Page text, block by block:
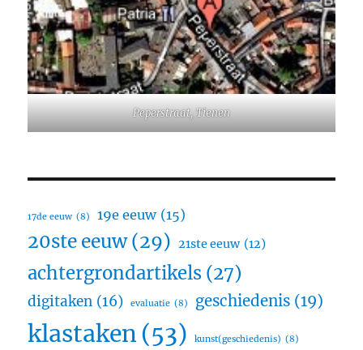
Peperstraat, Tienen
17de eeuw (8) 19e eeuw (15)
20ste eeuw(29) 21ste eeuw (12)
achtergrondartikels (27)
digitaken (16) evaluatie (8) geschiedenis (19)
klastaken(53) kunst(geschiedenis) (8)